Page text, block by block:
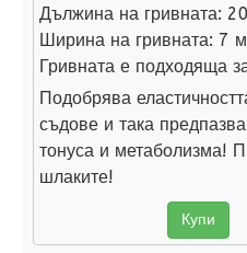
Дължина на гривната:
Ширина на гривната: 7
Гривната е подходяща
Подобрява
съдове и така
тонуса и метаболизма!
шлаките!
Купи